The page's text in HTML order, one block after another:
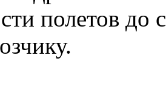
полетов